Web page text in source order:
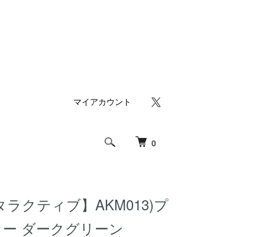
0
マイアカウント
ラクティブ】AKM013)プ
ダークグリーン